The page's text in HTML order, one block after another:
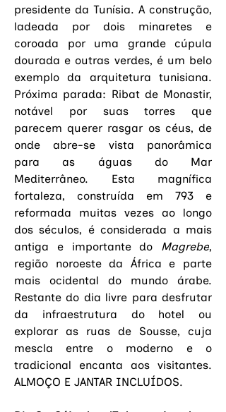
presidente da Tunísia. A construção,
ladeada por dois minaretes e
coroada por uma grande cúpula
dourada e outras verdes, é um belo
exemplo da arquitetura tunisiana.
Próxima parada: Ribat de Monastir,
notável por suas torres que
parecem querer rasgar os céus, de
onde abre-se vista panorâmica
para as águas do Mar
Mediterrâneo. Esta magnífica
fortaleza, construída em 793 e
reformada muitas vezes ao longo
dos séculos, é considerada a mais
antiga e importante do Magrebe,
região noroeste da África e parte
mais ocidental do mundo árabe.
Restante do dia livre para desfrutar
da infraestrutura do hotel ou
explorar as ruas de Sousse, cuja
mescla entre o moderno e o
tradicional encanta aos visitantes.
ALMOÇO E JANTAR INCLUÍDOS.